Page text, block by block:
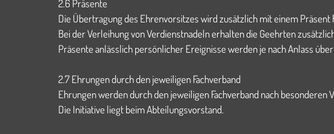
2.6 Präsente
Die Übertragung des Ehrenvorsitzes wird zusätzlich mit einem
Bei der Verleihung von Verdienstnadeln erhalten die Geehrten
Präsente anlässlich persönlicher Ereignisse werden je nach Anlass
2.7 Ehrungen durch den jeweiligen Fachverband
Ehrungen werden durch den jeweiligen Fachverband nach besonderen
Die Initiative liegt beim Abteilungsvorstand.